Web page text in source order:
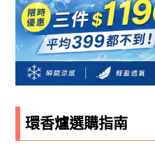
環香爐選購指南